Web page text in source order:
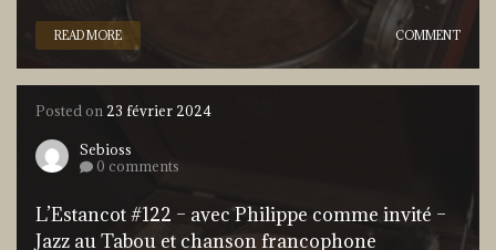
READ MORE COMMENT
Posted on 23 février 2024
Sebioss
0 comments
L’Estancot #122 – avec Philippe comme invité –
Jazz au Tabou et chanson francophone